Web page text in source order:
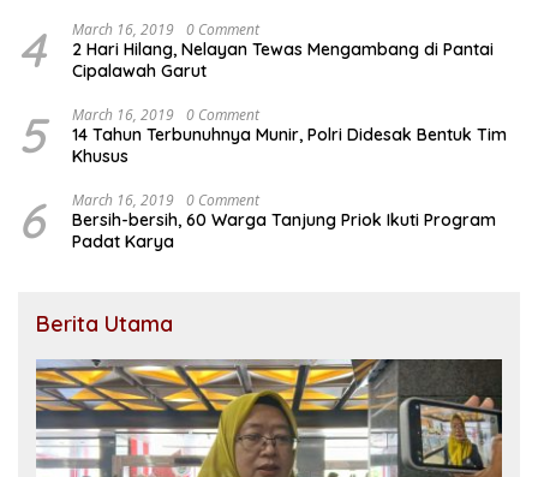
4 March 16, 2019 0 Comment
2 Hari Hilang, Nelayan Tewas Mengambang di Pantai
Cipalawah Garut
5 March 16, 2019 0 Comment
14 Tahun Terbunuhnya Munir, Polri Didesak Bentuk Tim
Khusus
6 March 16, 2019 0 Comment
Bersih-bersih, 60 Warga Tanjung Priok Ikuti Program
Padat Karya
Berita Utama